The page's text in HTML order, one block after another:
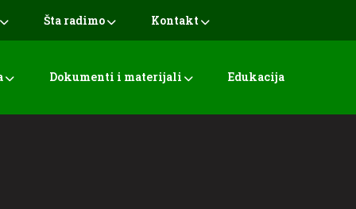
Šta radimo Kontakt
Dokumenti i materijali Edukacija